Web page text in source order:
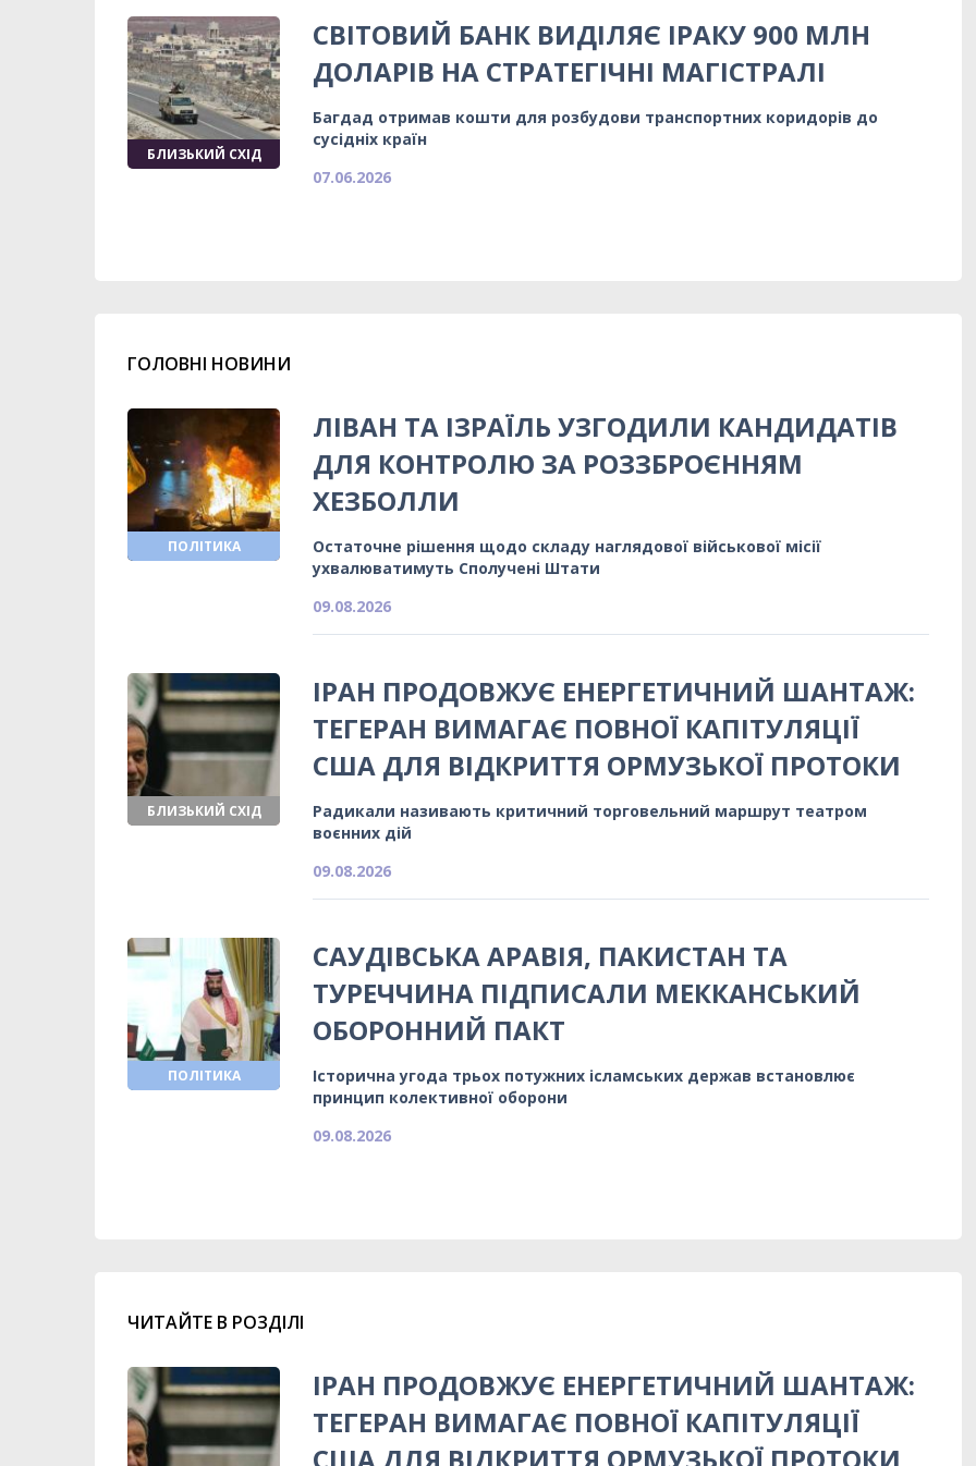
БЛИЗЬКИЙ СХІД
СВІТОВИЙ БАНК ВИДІЛЯЄ ІРАКУ 900 МЛН
ДОЛАРІВ НА СТРАТЕГІЧНІ МАГІСТРАЛІ
Багдад отримав кошти для розбудови транспортних коридорів до
сусідніх країн
07.06.2026
ГОЛОВНІ НОВИНИ
ПОЛІТИКА
ЛІВАН ТА ІЗРАЇЛЬ УЗГОДИЛИ КАНДИДАТІВ
ДЛЯ КОНТРОЛЮ ЗА РОЗЗБРОЄННЯМ
ХЕЗБОЛЛИ
Остаточне рішення щодо складу наглядової військової місії
ухвалюватимуть Сполучені Штати
09.08.2026
БЛИЗЬКИЙ СХІД
ІРАН ПРОДОВЖУЄ ЕНЕРГЕТИЧНИЙ ШАНТАЖ:
ТЕГЕРАН ВИМАГАЄ ПОВНОЇ КАПІТУЛЯЦІЇ
США ДЛЯ ВІДКРИТТЯ ОРМУЗЬКОЇ ПРОТОКИ
Радикали називають критичний торговельний маршрут театром
воєнних дій
09.08.2026
ПОЛІТИКА
САУДІВСЬКА АРАВІЯ, ПАКИСТАН ТА
ТУРЕЧЧИНА ПІДПИСАЛИ МЕККАНСЬКИЙ
ОБОРОННИЙ ПАКТ
Історична угода трьох потужних ісламських держав встановлює
принцип колективної оборони
09.08.2026
ЧИТАЙТЕ В РОЗДІЛІ
ІРАН ПРОДОВЖУЄ ЕНЕРГЕТИЧНИЙ ШАНТАЖ:
ТЕГЕРАН ВИМАГАЄ ПОВНОЇ КАПІТУЛЯЦІЇ
США ДЛЯ ВІДКРИТТЯ ОРМУЗЬКОЇ ПРОТОКИ